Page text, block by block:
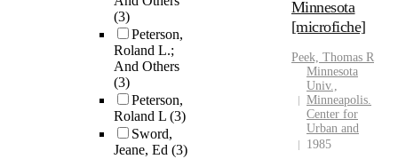
(3)
Peterson,
Roland L.;
And Others
(3)
Peterson,
Roland L (3)
Sword,
Jeane, Ed (3)
Minnesota
[microfiche]
Peek, Thomas R
Minnesota
Univ.,
Minneapolis.
Center for
Urban and
1985